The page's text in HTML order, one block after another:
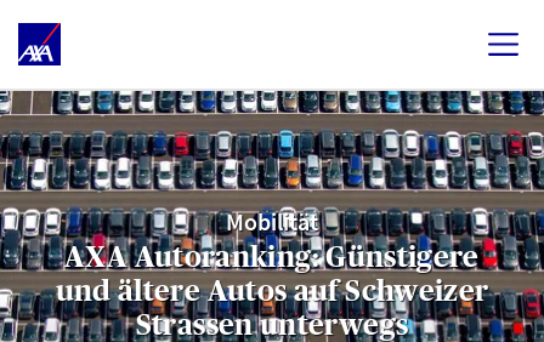
Mobilität
AXA Autoranking: Günstigere
und ältere Autos auf Schweizer
Strassen unterwegs